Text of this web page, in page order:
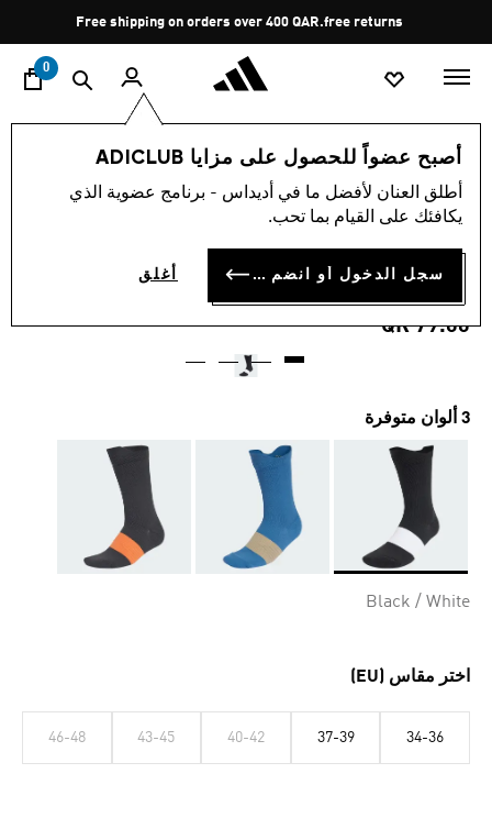
Pause
promotion
rotation
Free shipping on orders over 400 QAR.free returns
0
أصبح عضواً للحصول على مزايا ADICLUB
أطلق العنان لأفضل ما في أديداس - برنامج عضوية الذي
يكافئك على القيام بما تحب.
سجل الدخول أو انضم الآن أغلق
الرياضات الجري إكسسوارات
متوسط
قيمة
4.8
5
نجوم.
70
4.8 (70)
زوج واحد من جوارب
RUNXGRAPHIC
QR 79.00
3 ألوان متوفرة
Black / White
اختر مقاس (EU)
34-36
37-39
40-42
43-45
46-48